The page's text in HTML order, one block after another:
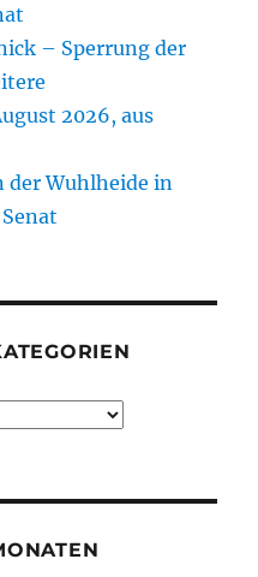
– Sperrung der
2026, aus
der Wuhlheide in